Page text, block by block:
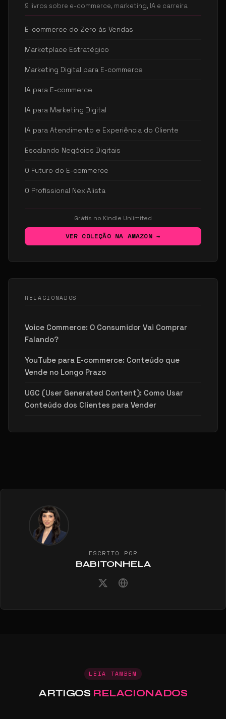
9 livros sobre e-commerce, marketing, IA e carreira
E-commerce do Zero às Vendas
Marketplace Estratégico
Marketing Digital para E-commerce
IA para E-commerce
IA para Marketing Digital
IA para Atendimento e Experiência do Cliente
Escalando Negócios Digitais
O Futuro do E-commerce
O Profissional NexIAlista
Grátis no Kindle Unlimited
VER COLEÇÃO NA AMAZON →
RELACIONADOS
Voice Commerce: O Consumidor Vai Comprar
Falando?
YouTube para E-commerce: Conteúdo que
Vende no Longo Prazo
UGC (User Generated Content): Como Usar
Conteúdo dos Clientes para Vender
ESCRITO POR
BABITONHELA
LEIA TAMBÉM
ARTIGOS RELACIONADOS